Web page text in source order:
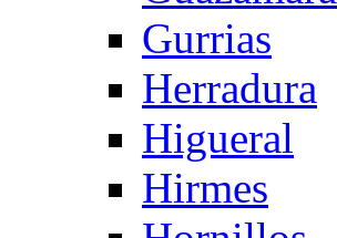
Gurrias
Herradura
Higueral
Hirmes